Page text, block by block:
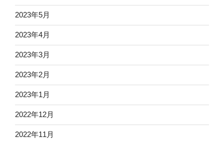
2023年5月
2023年4月
2023年3月
2023年2月
2023年1月
2022年12月
2022年11月